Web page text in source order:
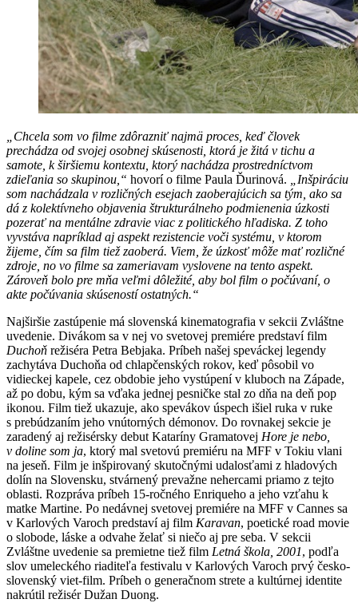
„Chcela som vo filme zdôrazniť najmä proces, keď človek
prechádza od svojej osobnej skúsenosti, ktorá je žitá v tichu a
samote, k širšiemu kontextu, ktorý nachádza prostredníctvom
zdieľania so skupinou,“ hovorí o filme Paula Ďurinová. „Inšpiráciu
som nachádzala v rozličných esejach zaoberajúcich sa tým, ako sa
dá z kolektívneho objavenia štrukturálneho podmienenia úzkosti
pozerať na mentálne zdravie viac z politického hľadiska. Z toho
vyvstáva napríklad aj aspekt rezistencie voči systému, v ktorom
žijeme, čím sa film tiež zaoberá. Viem, že úzkosť môže mať rozličné
zdroje, no vo filme sa zameriavam vyslovene na tento aspekt.
Zároveň bolo pre mňa veľmi dôležité, aby bol film o počúvaní, o
akte počúvania skúseností ostatných.“
Najširšie zastúpenie má slovenská kinematografia v sekcii Zvláštne
uvedenie. Divákom sa v nej vo svetovej premiére predstaví film
Duchoň režiséra Petra Bebjaka. Príbeh našej speváckej legendy
zachytáva Duchoňa od chlapčenských rokov, keď pôsobil vo
vidieckej kapele, cez obdobie jeho vystúpení v kluboch na Západe,
až po dobu, kým sa vďaka jednej pesničke stal zo dňa na deň pop
ikonou. Film tiež ukazuje, ako spevákov úspech išiel ruka v ruke
s prebúdzaním jeho vnútorných démonov. Do rovnakej sekcie je
zaradený aj režisérsky debut Kataríny Gramatovej Hore je nebo,
v doline som ja, ktorý mal svetovú premiéru na MFF v Tokiu vlani
na jeseň. Film je inšpirovaný skutočnými udalosťami z hladových
dolín na Slovensku, stvárnený prevažne nehercami priamo z tejto
oblasti. Rozpráva príbeh 15-ročného Enriqueho a jeho vzťahu k
matke Martine. Po nedávnej svetovej premiére na MFF v Cannes sa
v Karlových Varoch predstaví aj film Karavan, poetické road movie
o slobode, láske a odvahe želať si niečo aj pre seba. V sekcii
Zvláštne uvedenie sa premietne tiež film Letná škola, 2001, podľa
slov umeleckého riaditeľa festivalu v Karlových Varoch prvý česko-
slovenský viet-film. Príbeh o generačnom strete a kultúrnej identite
nakrútil režisér Dužan Duong.